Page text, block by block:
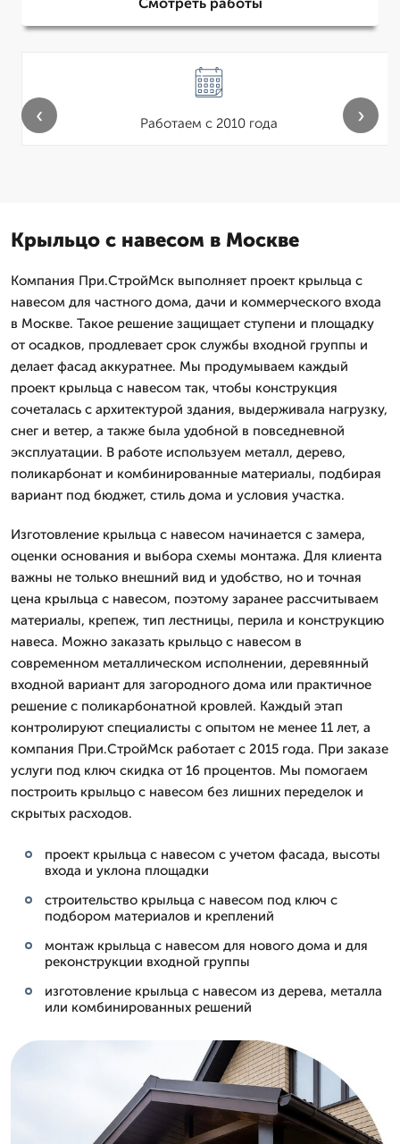
Работаем с 2010 года
‹ ›
Крыльцо с навесом в Москве
Компания При.СтройМск выполняет проект крыльца с
навесом для частного дома, дачи и коммерческого входа
в Москве. Такое решение защищает ступени и площадку
от осадков, продлевает срок службы входной группы и
делает фасад аккуратнее. Мы продумываем каждый
проект крыльца с навесом так, чтобы конструкция
сочеталась с архитектурой здания, выдерживала нагрузку,
снег и ветер, а также была удобной в повседневной
эксплуатации. В работе используем металл, дерево,
поликарбонат и комбинированные материалы, подбирая
вариант под бюджет, стиль дома и условия участка.
Изготовление крыльца с навесом начинается с замера,
оценки основания и выбора схемы монтажа. Для клиента
важны не только внешний вид и удобство, но и точная
цена крыльца с навесом, поэтому заранее рассчитываем
материалы, крепеж, тип лестницы, перила и конструкцию
навеса. Можно заказать крыльцо с навесом в
современном металлическом исполнении, деревянный
входной вариант для загородного дома или практичное
решение с поликарбонатной кровлей. Каждый этап
контролируют специалисты с опытом не менее 11 лет, а
компания При.СтройМск работает с 2015 года. При заказе
услуги под ключ скидка от 16 процентов. Мы помогаем
построить крыльцо с навесом без лишних переделок и
скрытых расходов.
проект крыльца с навесом с учетом фасада, высоты
входа и уклона площадки
строительство крыльца с навесом под ключ с
подбором материалов и креплений
монтаж крыльца с навесом для нового дома и для
реконструкции входной группы
изготовление крыльца с навесом из дерева, металла
или комбинированных решений